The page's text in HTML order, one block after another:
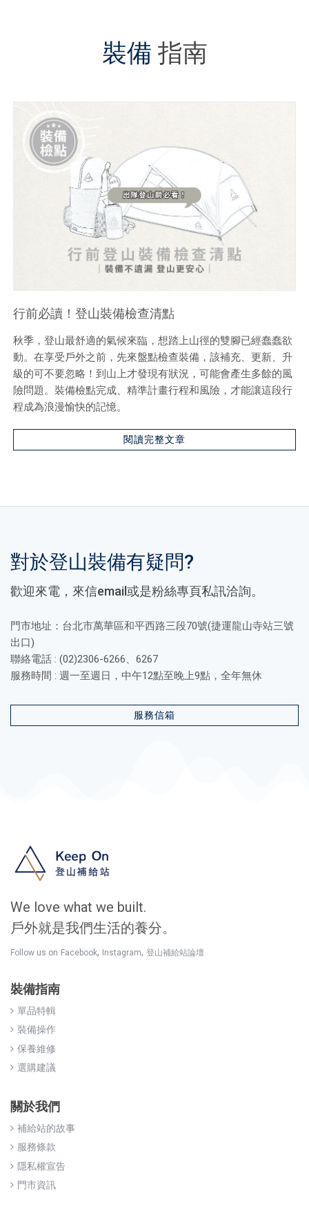
裝備 指南
行前必讀！登山裝備檢查清點
秋季，登山最舒適的氣候來臨，想踏上山徑的雙腳已經蠢蠢欲
動。在享受戶外之前，先來盤點檢查裝備，該補充、更新、升
級的可不要忽略！到山上才發現有狀況，可能會產生多餘的風
險問題。裝備檢點完成、精準計畫行程和風險，才能讓這段行
程成為浪漫愉快的記憶。
閱讀完整文章
對於登山裝備有疑問?
歡迎來電，來信email或是粉絲專頁私訊洽詢。
門市地址：台北市萬華區和平西路三段70號(捷運龍山寺站三號
出口)
聯絡電話 : (02)2306-6266、6267
服務時間 : 週一至週日，中午12點至晚上9點，全年無休
服務信箱
We love what we built.
戶外就是我們生活的養分。
Follow us on Facebook, Instagram, 登山補給站論壇
裝備指南
單品特輯
裝備操作
保養維修
選購建議
關於我們
補給站的故事
服務條款
隱私權宣告
門市資訊